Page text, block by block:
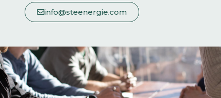
info@steenergie.com